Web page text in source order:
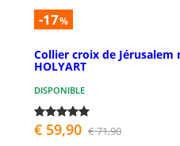
-17%
Collier croix de
HOLYART
DISPONIBLE
€ 59,90 € 71,90